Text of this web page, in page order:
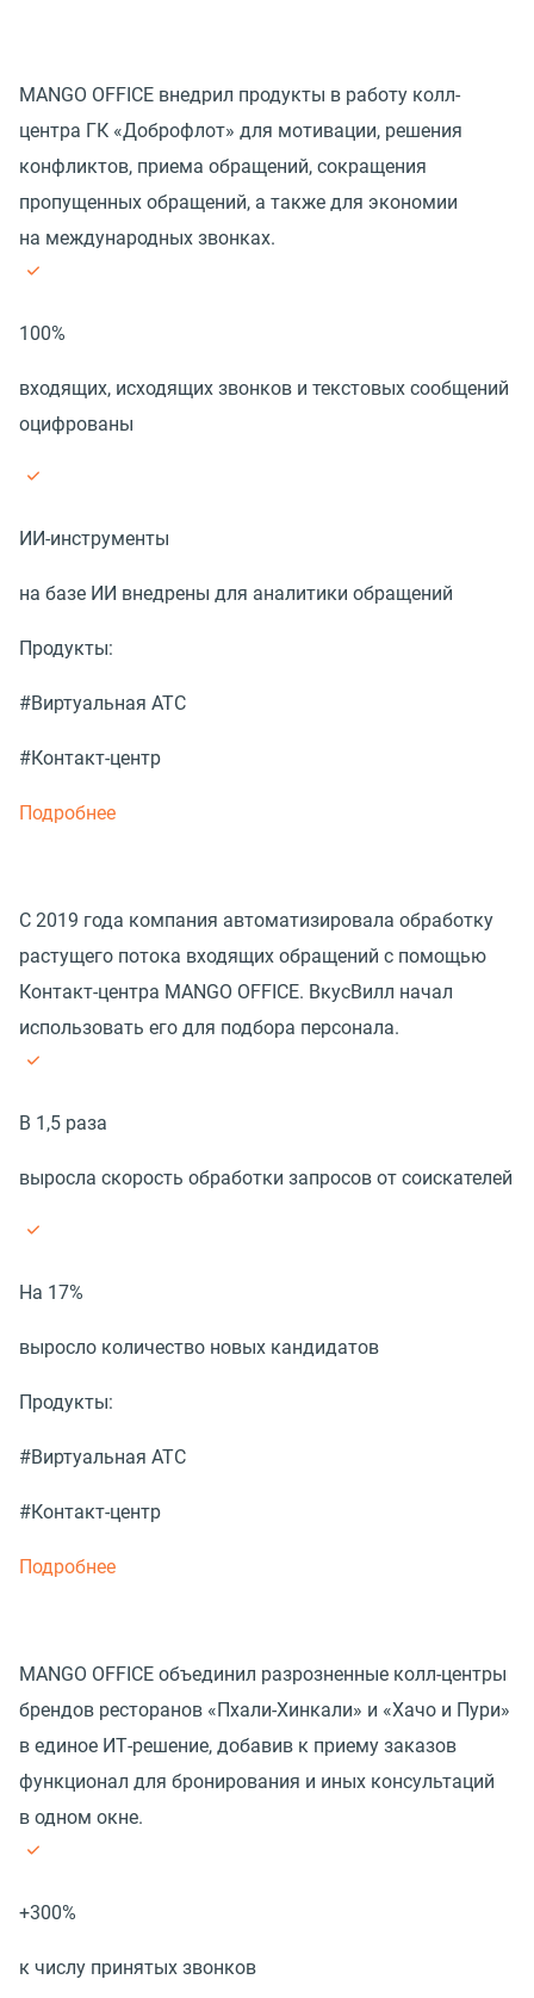
MANGO OFFICE внедрил продукты в работу колл-
центра ГК «Доброфлот» для мотивации, решения
конфликтов, приема обращений, сокращения
пропущенных обращений, а также для экономии
на международных звонках.
100%
входящих, исходящих звонков и текстовых сообщений
оцифрованы
ИИ-инструменты
на базе ИИ внедрены для аналитики обращений
Продукты:
#Виртуальная АТС
#Контакт-центр
Подробнее
С 2019 года компания автоматизировала обработку
растущего потока входящих обращений с помощью
Контакт-центра MANGO OFFICE. ВкусВилл начал
использовать его для подбора персонала.
В 1,5 раза
выросла скорость обработки запросов от соискателей
На 17%
выросло количество новых кандидатов
Продукты:
#Виртуальная АТС
#Контакт-центр
Подробнее
MANGO OFFICE объединил разрозненные колл-центры
брендов ресторанов «Пхали-Хинкали» и «Хачо и Пури»
в единое ИТ-решение, добавив к приему заказов
функционал для бронирования и иных консультаций
в одном окне.
+300%
к числу принятых звонков